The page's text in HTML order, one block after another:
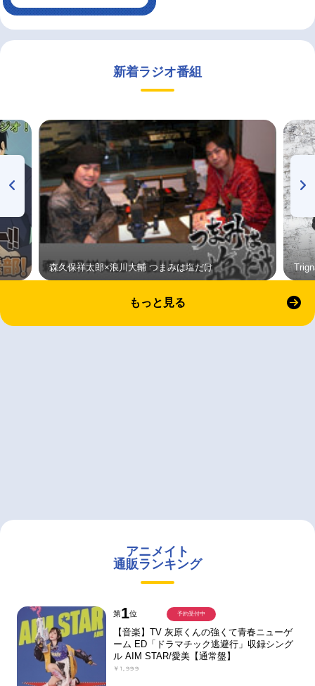
新着ラジオ番組
森久保祥太郎×浪川大輔 つまみは塩だけ
もっと見る
アニメイト
通販ランキング
第1位
【音楽】TV 灰原くんの強くて青春ニューゲ
ーム ED「ドラマチック逃避行」収録シング
ル AIM STAR/愛美【通常盤】
￥1,999
予約受付中